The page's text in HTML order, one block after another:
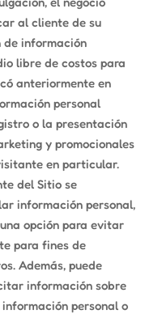
al cliente de su
de información
libre de costos para
anteriormente en
personal
o la presentación
y promocionales
en particular.
del Sitio se
información personal,
opción para evitar
para fines de
Además, puede
información sobre
personal o